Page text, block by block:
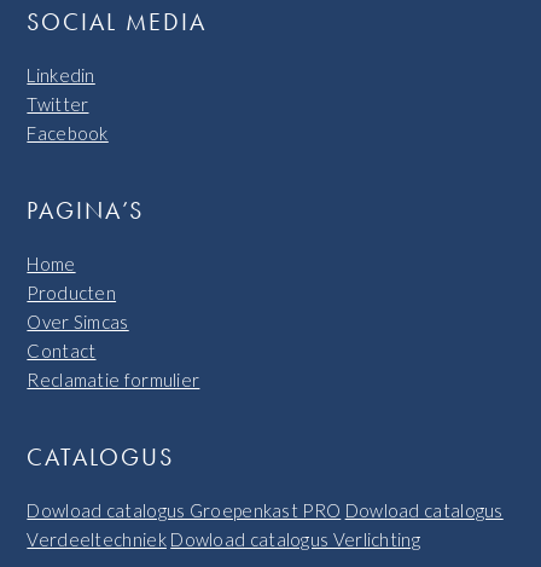
SOCIAL MEDIA
Linkedin
Twitter
Facebook
PAGINA’S
Home
Producten
Over Simcas
Contact
Reclamatie formulier
CATALOGUS
Dowload catalogus Groepenkast PRO Dowload catalogus
Verdeeltechniek Dowload catalogus Verlichting